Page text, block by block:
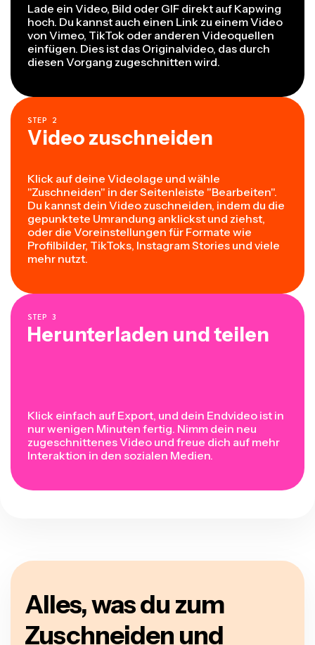
Lade ein Video, Bild oder GIF direkt auf Kapwing
hoch. Du kannst auch einen Link zu einem Video
von Vimeo, TikTok oder anderen Videoquellen
einfügen. Dies ist das Originalvideo, das durch
diesen Vorgang zugeschnitten wird.
STEP 2
Video zuschneiden
Klick auf deine Videolage und wähle
"Zuschneiden" in der Seitenleiste "Bearbeiten".
Du kannst dein Video zuschneiden, indem du die
gepunktete Umrandung anklickst und ziehst,
oder die Voreinstellungen für Formate wie
Profilbilder, TikToks, Instagram Stories und viele
mehr nutzt.
STEP 3
Herunterladen und teilen
Klick einfach auf Export, und dein Endvideo ist in
nur wenigen Minuten fertig. Nimm dein neu
zugeschnittenes Video und freue dich auf mehr
Interaktion in den sozialen Medien.
Alles, was du zum
Zuschneiden und